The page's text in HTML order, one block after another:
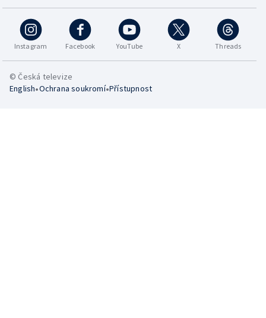
Instagram Facebook YouTube X Threads
© Česká televize
English•Ochrana soukromí•Přístupnost